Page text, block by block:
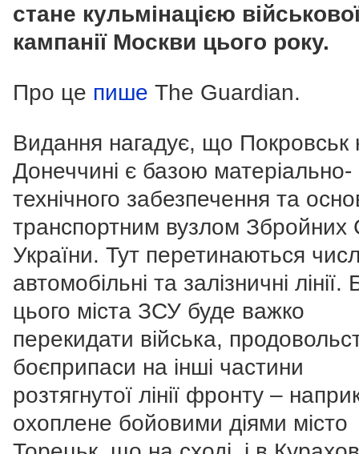
стане кульмінацією
кампанії Москви цього року.
Про це пише The Guardian.
Видання нагадує, що Покровськ
Донеччині є базою матеріально-
технічного забезпечення та
транспортним вузлом Збройних
України. Тут перетинаються
автомобільні та залізничні лінії.
цього міста ЗСУ буде важко
перекидати війська,
боєприпаси на інші частини
розтягнутої лінії фронту –
охоплене бойовими діями місто